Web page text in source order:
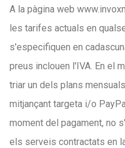
A la pàgina web
les tarifes actuals en
s'especifiquen en
preus inclouen l'IVA. En el
triar un dels plans
mitjançant targeta i/o
moment del pagament, no
els serveis contractats en